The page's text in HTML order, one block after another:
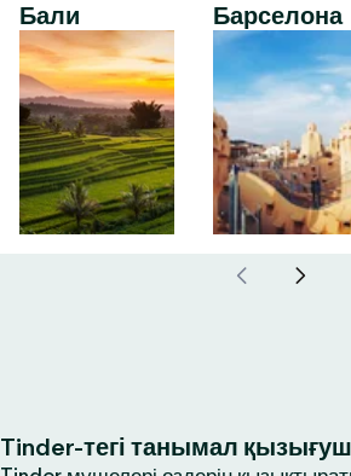
Бали Барселона
Tinder-тегі танымал